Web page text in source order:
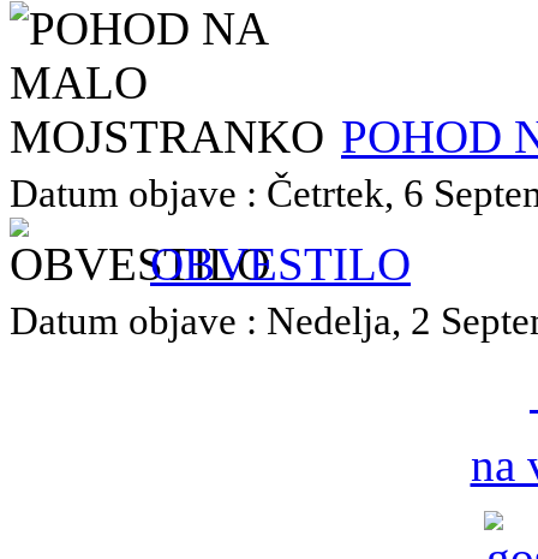
POHOD
Datum objave : Četrtek, 6
OBVESTILO
Datum objave : Nedelja, 2
na